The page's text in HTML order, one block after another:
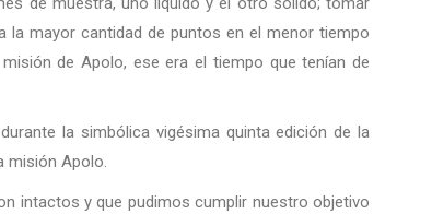
la mayor cantidad de puntos en el menor tiempo
de Apolo, ese era el tiempo que tenían de
la simbólica vigésima quinta edición de la
misión Apolo.
intactos y que pudimos cumplir nuestro objetivo